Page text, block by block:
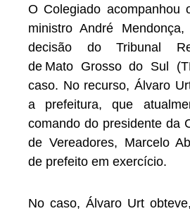
O Colegiado acompanhou
ministro André
decisão do Tribunal
de Mato Grosso do Sul
caso. No recurso, Álvaro
a prefeitura, que
comando do presidente da
de Vereadores, Marcelo
de prefeito em exercício.
No caso, Álvaro Urt